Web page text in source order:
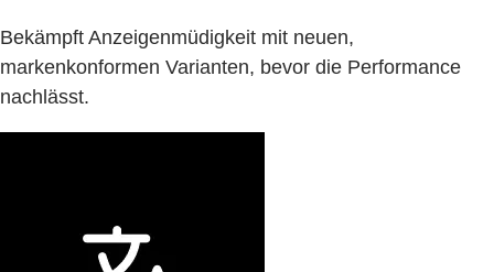
Bekämpft Anzeigenmüdigkeit mit neuen,
markenkonformen Varianten, bevor die Performance
nachlässt.